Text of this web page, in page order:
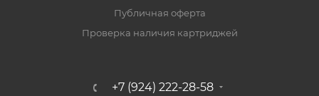
Публичная оферта
Проверка наличия картриджей
+7 (924) 222-28-58